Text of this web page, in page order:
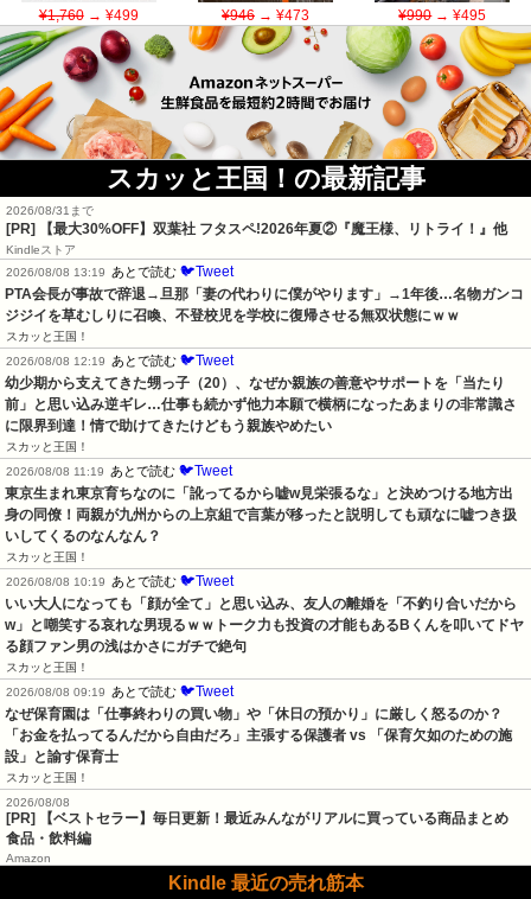
¥1,760→ ¥499 ¥946→ ¥473 ¥990→ ¥495
スカッと王国！の最新記事
2026/08/31まで
[PR] 【最大30%OFF】双葉社 フタスペ!2026年夏②『魔王様、リトライ！』他
Kindleストア
2026/08/08 13:19
あとで読む 🐦Tweet
PTA会長が事故で辞退→旦那「妻の代わりに僕がやります」→1年後…名物ガンコ
ジジイを草むしりに召喚、不登校児を学校に復帰させる無双状態にｗｗ
スカッと王国！
2026/08/08 12:19
あとで読む 🐦Tweet
幼少期から支えてきた甥っ子（20）、なぜか親族の善意やサポートを「当たり
前」と思い込み逆ギレ…仕事も続かず他力本願で横柄になったあまりの非常識さ
に限界到達！情で助けてきたけどもう親族やめたい
スカッと王国！
2026/08/08 11:19
あとで読む 🐦Tweet
東京生まれ東京育ちなのに「訛ってるから嘘w見栄張るな」と決めつける地方出
身の同僚！両親が九州からの上京組で言葉が移ったと説明しても頑なに嘘つき扱
いしてくるのなんなん？
スカッと王国！
2026/08/08 10:19
あとで読む 🐦Tweet
いい大人になっても「顔が全て」と思い込み、友人の離婚を「不釣り合いだから
w」と嘲笑する哀れな男現るｗｗトーク力も投資の才能もあるBくんを叩いてドヤ
る顔ファン男の浅はかさにガチで絶句
スカッと王国！
2026/08/08 09:19
あとで読む 🐦Tweet
なぜ保育園は「仕事終わりの買い物」や「休日の預かり」に厳しく怒るのか？
「お金を払ってるんだから自由だろ」主張する保護者 vs 「保育欠如のための施
設」と諭す保育士
スカッと王国！
2026/08/08
[PR] 【ベストセラー】毎日更新！最近みんながリアルに買っている商品まとめ
食品・飲料編
Amazon
Kindle 最近の売れ筋本